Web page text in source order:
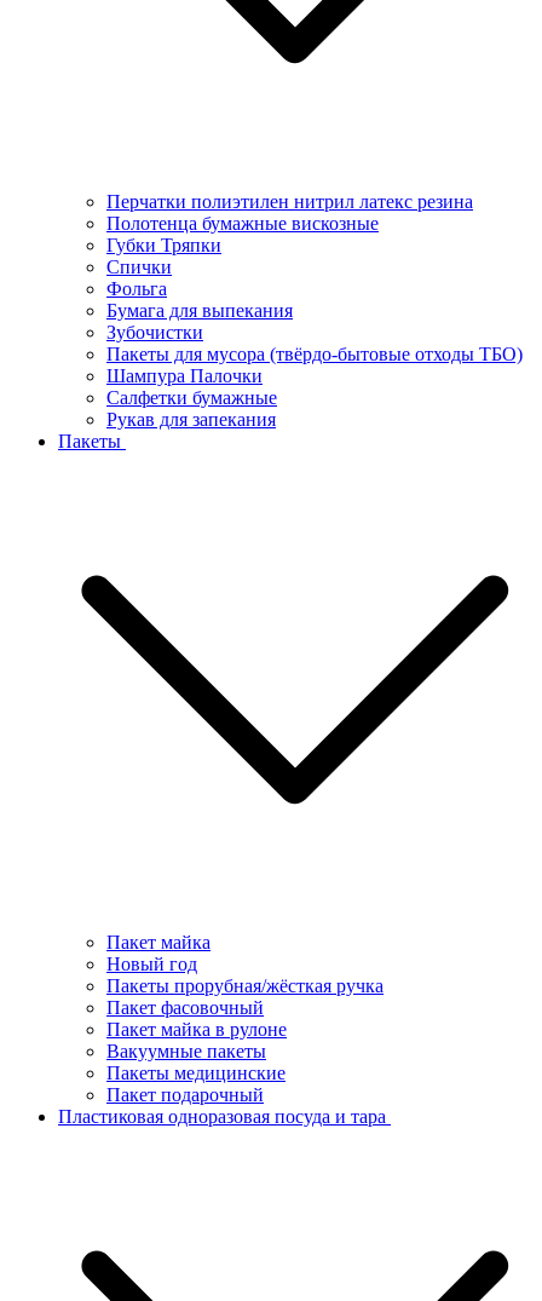
Перчатки полиэтилен нитрил латекс резина
Полотенца бумажные вискозные
Губки Тряпки
Спички
Фольга
Бумага для выпекания
Зубочистки
Пакеты для мусора (твёрдо-бытовые отходы ТБО)
Шампура Палочки
Салфетки бумажные
Рукав для запекания
Пакеты
Пакет майка
Новый год
Пакеты прорубная/жёсткая ручка
Пакет фасовочный
Пакет майка в рулоне
Вакуумные пакеты
Пакеты медицинские
Пакет подарочный
Пластиковая одноразовая посуда и тара